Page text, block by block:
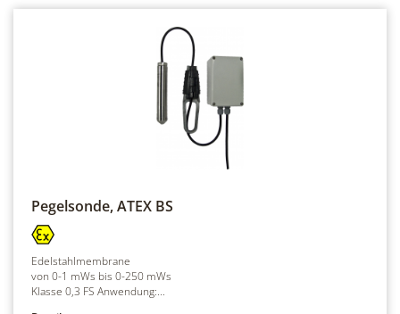
Pegelsonde, ATEX BS
Edelstahlmembrane
von 0-1 mWs bis 0-250 mWs
Klasse 0,3 FS Anwendung:...